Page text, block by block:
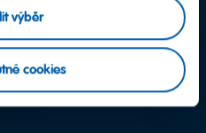
výběr
cookies